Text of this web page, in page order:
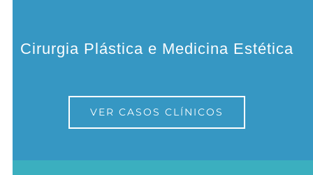
Cirurgia Plástica e Medicina Estética
VER CASOS CLÍNICOS